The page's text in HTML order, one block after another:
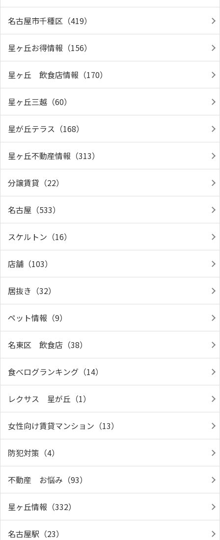
名古屋市千種区（419）
星ヶ丘お得情報（156）
星ヶ丘 飲食店情報（170）
星ヶ丘三越（60）
星が丘テラス（168）
星ヶ丘不動産情報（313）
分譲賃貸（22）
名古屋（533）
スケルトン（16）
店舗（103）
居抜き（32）
ペット情報（9）
名東区 飲食店（38）
食べログランキング（14）
レクサス 星が丘（1）
女性向け賃貸マンション（13）
防犯対策（4）
不動産 お悩み（93）
星ヶ丘情報（332）
名古屋駅（23）